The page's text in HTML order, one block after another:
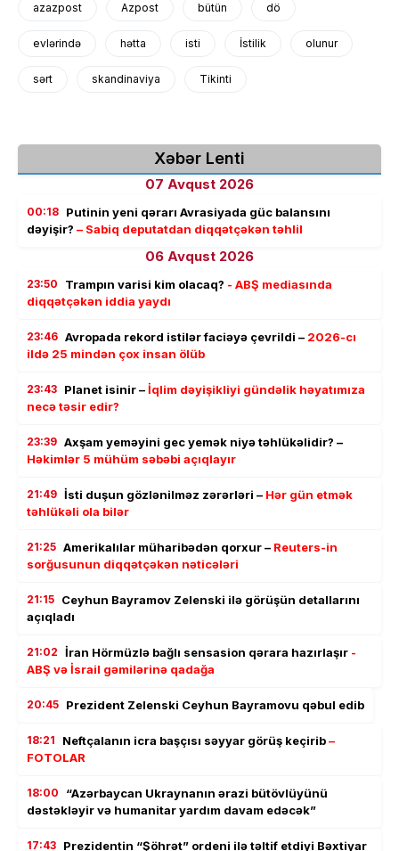
azazpost Azpost bütün dö
evlərində hətta isti İstilik olunur
sərt skandinaviya Tikinti
Xəbər Lenti
07 Avqust 2026
00:18 Putinin yeni qərarı Avrasiyada güc balansını
dəyişir? – Sabiq deputatdan diqqətçəkən təhlil
06 Avqust 2026
23:50 Trampın varisi kim olacaq? - ABŞ mediasında
diqqətçəkən iddia yaydı
23:46 Avropada rekord istilər faciəyə çevrildi – 2026-cı
ildə 25 mindən çox insan ölüb
23:43 Planet isinir –İqlim dəyişikliyi gündəlik həyatımıza
necə təsir edir?
23:39 Axşam yeməyini gec yemək niyə təhlükəlidir? –
Həkimlər 5 mühüm səbəbi açıqlayır
21:49 İsti duşun gözlənilməz zərərləri – Hər gün etmək
təhlükəli ola bilər
21:25 Amerikalılar müharibədən qorxur – Reuters-in
sorğusunun diqqətçəkən nəticələri
21:15 Ceyhun Bayramov Zelenski ilə görüşün detallarını
açıqladı
21:02 İran Hörmüzlə bağlı sensasion qərara hazırlaşır -
ABŞ və İsrail gəmilərinə qadağa
20:45 Prezident Zelenski Ceyhun Bayramovu qəbul edib
18:21 Neftçalanın icra başçısı səyyar görüş keçirib–
FOTOLAR
18:00
“Azərbaycan Ukraynanın ərazi bütövlüyünü
dəstəkləyir və humanitar yardım davam edəcək”
17:43 Prezidentin “Şöhrət” ordeni ilə təltif etdiyi Bəxtiyar